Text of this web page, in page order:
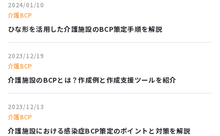
2024/01/10
介護BCP
ひな形を活用した介護施設のBCP策定手順を解説
2023/12/19
介護BCP
介護施設のBCPとは？作成例と作成支援ツールを紹介
2023/12/13
介護BCP
介護施設における感染症BCP策定のポイントと対策を解説